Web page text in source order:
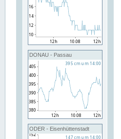
DONAU - Passau
ODER - Eisenhüttenstadt